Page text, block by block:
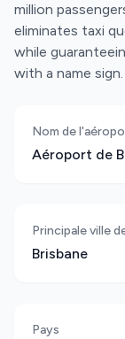
million
eliminates taxi
while
with a name sign.
Nom de
Aéroport de
Principale ville
Brisbane
Pays